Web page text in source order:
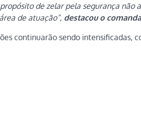
de zelar pela segurança
de atuação”, destacou o
continuarão sendo intensificadas,